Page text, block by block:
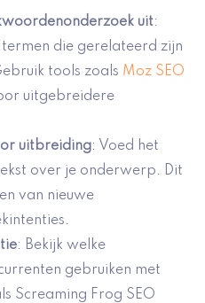
uit:
termen die gerelateerd zijn
tools zoals Moz SEO
uitgebreidere
uitbreiding: Voed het
over je onderwerp. Dit
van nieuwe
: Bekijk welke
gebruiken met
Screaming Frog SEO